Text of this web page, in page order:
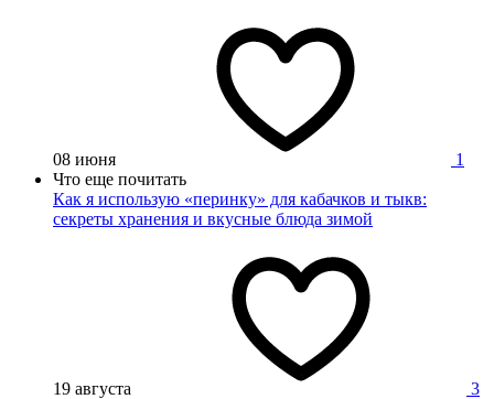
08 июня
1
Что еще почитать
Как я использую «перинку» для кабачков и тыкв:
секреты хранения и вкусные блюда зимой
19 августа 3